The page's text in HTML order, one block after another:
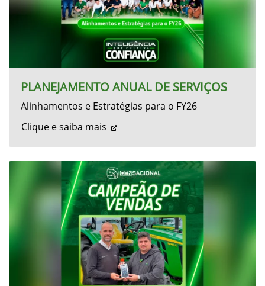
Clique e saiba mais
PLANEJAMENTO ANUAL DE SERVIÇOS
Alinhamentos e Estratégias para o FY26
Clique e saiba mais